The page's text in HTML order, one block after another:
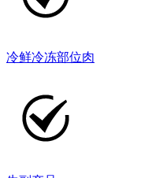
冷鲜冷冻部位肉